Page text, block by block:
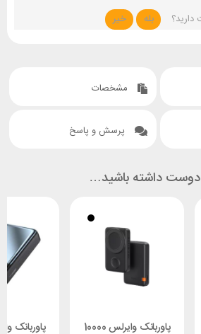
بله خیر
مشخصات
پرسش و پاسخ
داشته باشید…
پاوربانک وایرلس 10000